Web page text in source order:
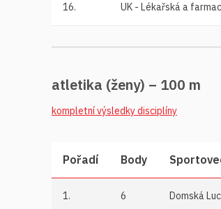
16. UK - Lékařská a
atletika (ženy) – 100 m
kompletní výsledky disciplíny
Pořadí Body
1. 6 Domská